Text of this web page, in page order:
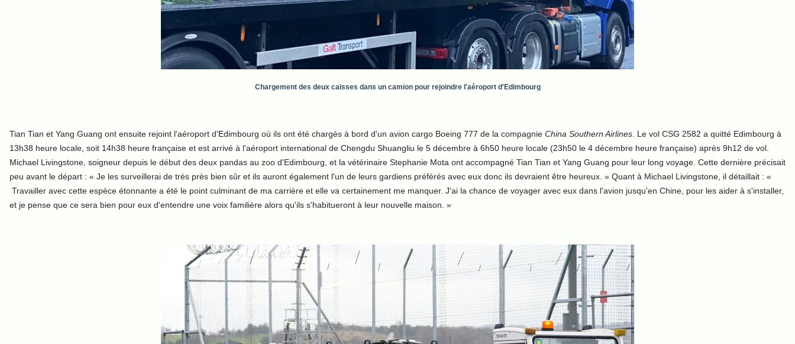
Chargement des deux caisses dans un camion pour rejoindre l'aéroport d'Edimbourg
Tian Tian et Yang Guang ont ensuite rejoint l'aéroport d'Edimbourg où ils ont été chargés à bord d'un avion cargo Boeing 777 de la compagnie China Southern Airlines . Le vol CSG 2582 a quitté Edimbourg à
13h38 heure locale, soit 14h38 heure française et est arrivé à l'aéroport international de Chengdu Shuangliu le 5 décembre à 6h50 heure locale (23h50 le 4 décembre heure française) après 9h12 de vol.
Michael Livingstone, soigneur depuis le début des deux pandas au zoo d'Edimbourg, et la vétérinaire Stephanie Mota ont accompagné Tian Tian et Yang Guang pour leur long voyage. Cette dernière précisait
peu avant le départ : « Je les surveillerai de très près bien sûr et ils auront également l'un de leurs gardiens préférés avec eux donc ils devraient être heureux. » Quant à Michael Livingstone, il détaillait : «
Travailler avec cette espèce étonnante a été le point culminant de ma carrière et elle va certainement me manquer. J'ai la chance de voyager avec eux dans l'avion jusqu'en Chine, pour les aider à s'installer,
et je pense que ce sera bien pour eux d'entendre une voix familière alors qu'ils s'habitueront à leur nouvelle maison. »